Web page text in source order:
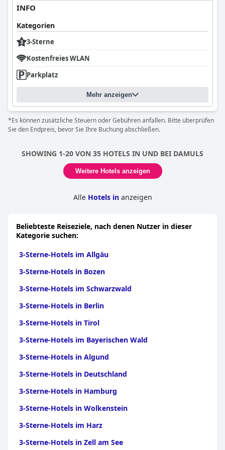
INFO
Kategorien
3-Sterne
Kostenfreies WLAN
Parkplatz
Mehr anzeigen
*Es können zusätzliche Steuern oder Gebühren anfallen. Bitte überprüfen
Sie den Endpreis, bevor Sie Ihre Buchung abschließen.
SHOWING 1-20 VON 35 HOTELS IN UND BEI DAMULS
Weitere Hotels anzeigen
Alle Hotels in anzeigen
Beliebteste Reiseziele, nach denen Nutzer in dieser
Kategorie suchen:
3-Sterne-Hotels im Allgäu
3-Sterne-Hotels in Bozen
3-Sterne-Hotels im Schwarzwald
3-Sterne-Hotels in Berlin
3-Sterne-Hotels in Tirol
3-Sterne-Hotels im Bayerischen Wald
3-Sterne-Hotels in Algund
3-Sterne-Hotels in Deutschland
3-Sterne-Hotels in Hamburg
3-Sterne-Hotels in Wolkenstein
3-Sterne-Hotels im Harz
3-Sterne-Hotels in Zell am See